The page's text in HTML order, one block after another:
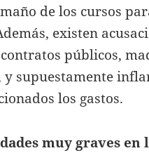
de los cursos
existen
públicos,
y supuestamente
los gastos.
muy graves en